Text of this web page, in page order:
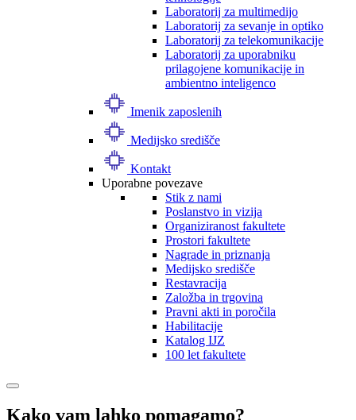
Laboratorij za multimedijo
Laboratorij za sevanje in optiko
Laboratorij za telekomunikacije
Laboratorij za uporabniku
prilagojene komunikacije in
ambientno inteligenco
Imenik zaposlenih
Medijsko središče
Kontakt
Uporabne povezave
Stik z nami
Poslanstvo in vizija
Organiziranost fakultete
Prostori fakultete
Nagrade in priznanja
Medijsko središče
Restavracija
Založba in trgovina
Pravni akti in poročila
Habilitacije
Katalog IJZ
100 let fakultete
Kako vam lahko pomagamo?